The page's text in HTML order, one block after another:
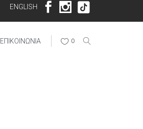
ENGLISH
ΕΠΙΚΟΙΝΩΝΊΑ 0